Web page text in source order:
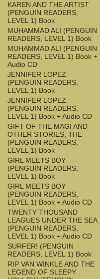
KAREN AND THE ARTIST
(PENGUIN READERS,
LEVEL 1) Book
MUHAMMAD ALI (PENGUIN
READERS, LEVEL 1) Book
MUHAMMAD ALI (PENGUIN
READERS, LEVEL 1) Book +
Audio CD
JENNIFER LOPEZ
(PENGUIN READERS,
LEVEL 1) Book
JENNIFER LOPEZ
(PENGUIN READERS,
LEVEL 1) Book + Audio CD
GIFT OF THE MAGI AND
OTHER STORIES, THE
(PENGUIN READERS,
LEVEL 1) Book
GIRL MEETS BOY
(PENGUIN READERS,
LEVEL 1) Book
GIRL MEETS BOY
(PENGUIN READERS,
LEVEL 1) Book + Audio CD
TWENTY THOUSAND
LEAGUES UNDER THE SEA
(PENGUIN READERS,
LEVEL 1) Book + Audio CD
SURFER! (PENGUIN
READERS, LEVEL 1) Book
RIP VAN WINKLE AND THE
LEGEND OF SLEEPY